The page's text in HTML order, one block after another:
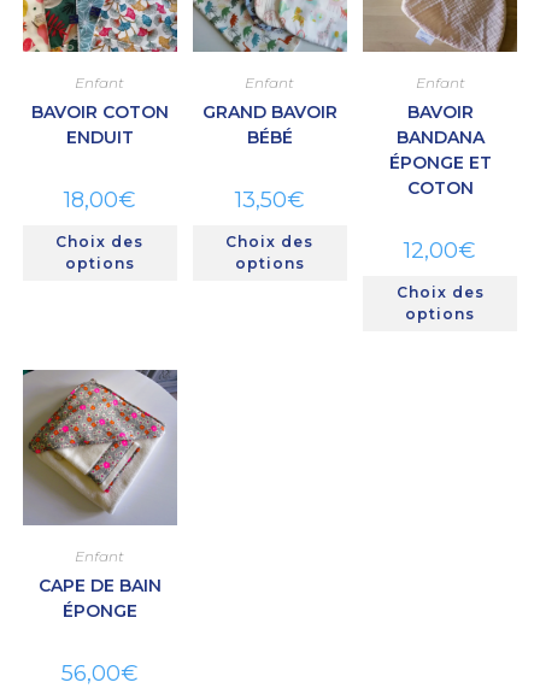
Enfant
BAVOIR COTON
ENDUIT
18,00€
Choix des
options
Enfant
GRAND BAVOIR
BÉBÉ
13,50€
Choix des
options
Enfant
BAVOIR
BANDANA
ÉPONGE ET
COTON
12,00€
Choix des
options
Enfant
CAPE DE BAIN
ÉPONGE
56,00€